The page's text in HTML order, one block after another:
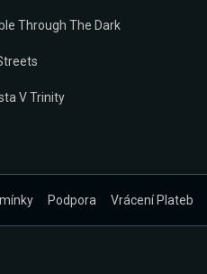
Through The Dark
V Trinity
Podpora Vrácení Plateb